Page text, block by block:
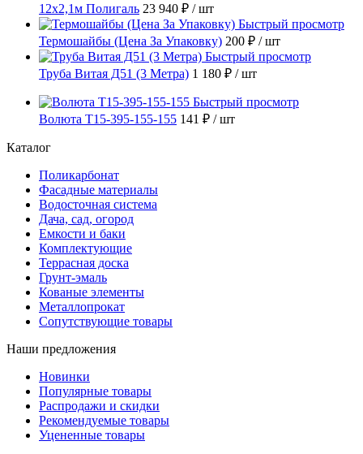
12х2,1м Полигаль 23 940 ₽ / шт
Быстрый просмотр
Термошайбы (Цена За Упаковку) 200 ₽ / шт
Быстрый просмотр
Труба Витая Д51 (3 Метра) 1 180 ₽ / шт
Быстрый просмотр
Волюта Т15-395-155-155 141 ₽ / шт
Каталог
Поликарбонат
Фасадные материалы
Водосточная система
Дача, сад, огород
Емкости и баки
Комплектующие
Террасная доска
Грунт-эмаль
Кованые элементы
Металлопрокат
Сопутствующие товары
Наши предложения
Новинки
Популярные товары
Распродажи и скидки
Рекомендуемые товары
Уцененные товары